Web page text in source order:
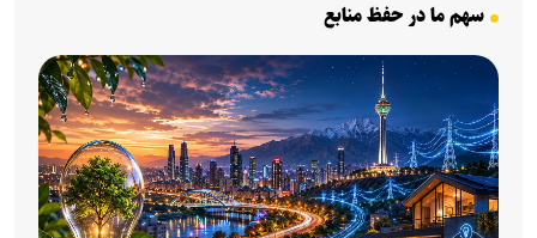
سهم ما در حفظ منابع